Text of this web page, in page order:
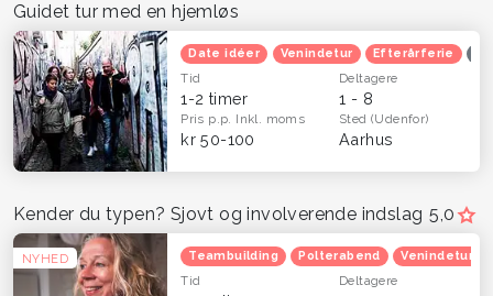
Guidet tur med en hjemløs
Date idéer Venindetur Efterårferie
Tid
1-2 timer
Deltagere
1 - 8
Pris p.p. Inkl. moms
kr 50-100
Sted(Udenfor)
Aarhus
5,0
NYHED
Kender du typen? Sjovt og involverende indslag
Teambuilding Polterabend Venindetur
Tid Deltagere